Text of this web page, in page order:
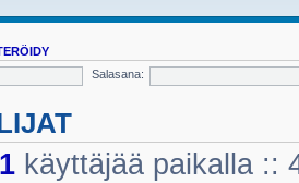
Salasana:
käyttäjää paikalla ::